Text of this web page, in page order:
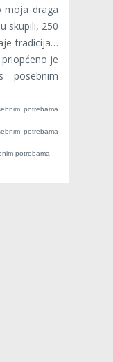
moja draga
skupili, 250
tradicija…
priopćeno je